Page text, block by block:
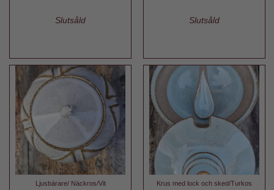
Slutsåld Slutsåld
Ljusbärare/ Näckros/Vit Krus med lock och sked/Turkos